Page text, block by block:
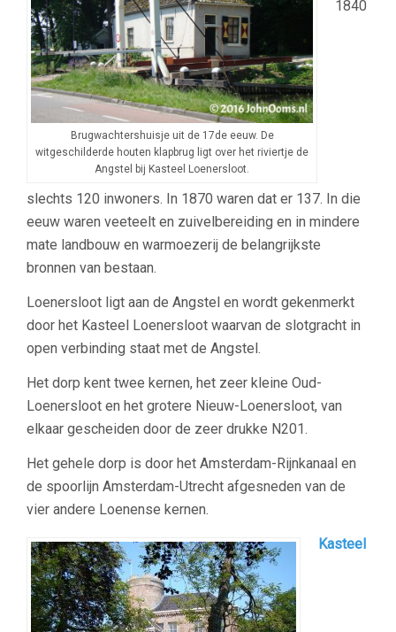
Brugwachtershuisje uit de 17de eeuw. De
witgeschilderde houten klapbrug ligt over het riviertje de
Angstel bij Kasteel Loenersloot.
1840
slechts 120 inwoners. In 1870 waren dat er 137. In die
eeuw waren veeteelt en zuivelbereiding en in mindere
mate landbouw en warmoezerij de belangrijkste
bronnen van bestaan.
Loenersloot ligt aan de Angstel en wordt gekenmerkt
door het Kasteel Loenersloot waarvan de slotgracht in
open verbinding staat met de Angstel.
Het dorp kent twee kernen, het zeer kleine Oud-
Loenersloot en het grotere Nieuw-Loenersloot, van
elkaar gescheiden door de zeer drukke N201.
Het gehele dorp is door het Amsterdam-Rijnkanaal en
de spoorlijn Amsterdam-Utrecht afgesneden van de
vier andere Loenense kernen.
Kasteel